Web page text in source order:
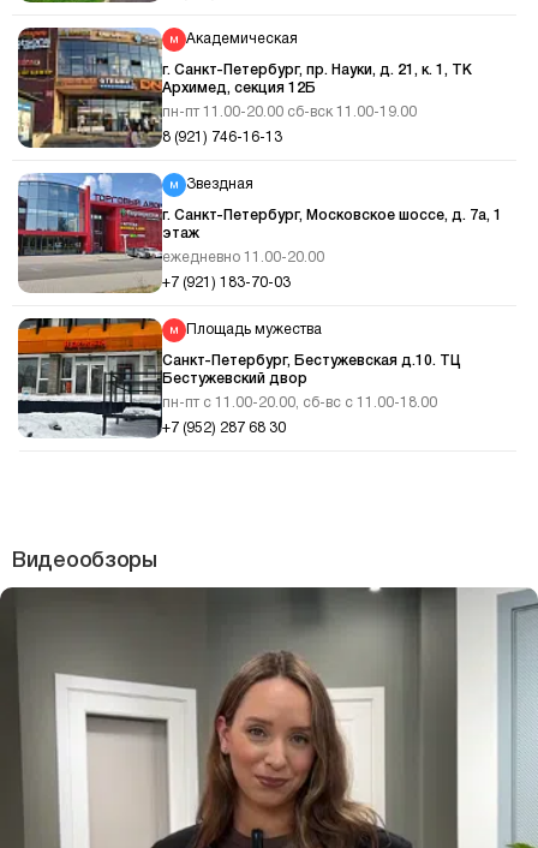
Академическая
г. Санкт-Петербург, пр. Науки, д. 21, к. 1, ТК
Архимед, секция 12Б
пн-пт 11.00-20.00 сб-вск 11.00-19.00
8 (921) 746-16-13
Звездная
г. Санкт-Петербург, Московское шоссе, д. 7а, 1
этаж
ежедневно 11.00-20.00
+7 (921) 183-70-03
Площадь мужества
Санкт-Петербург, Бестужевская д.10. ТЦ
Бестужевский двор
пн-пт с 11.00-20.00, сб-вс с 11.00-18.00
+7 (952) 287 68 30
Видеообзоры